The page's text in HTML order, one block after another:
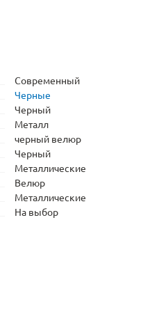
Современный
Черные
Черный
Металл
черный велюр
Черный
Металлические
Велюр
Металлические
На выбор